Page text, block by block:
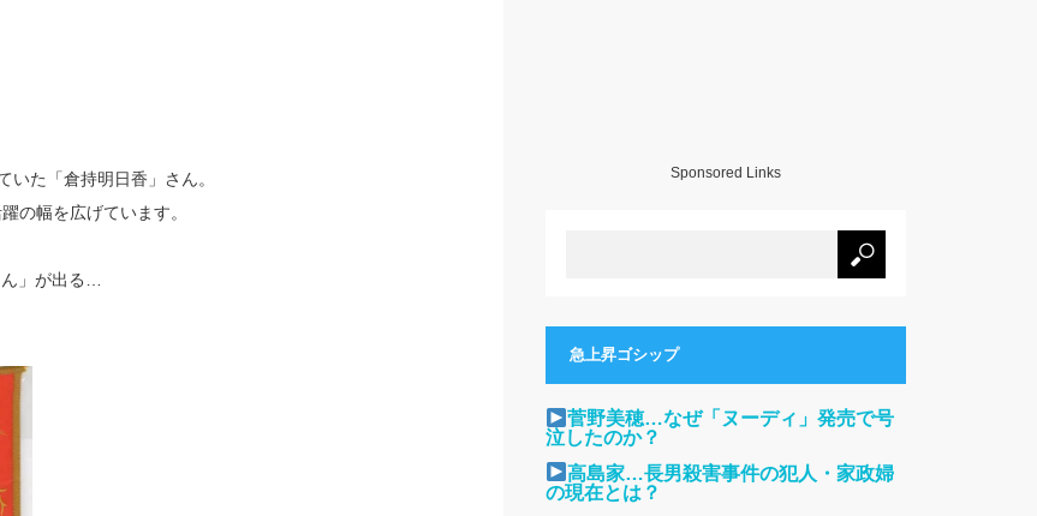
た「倉持明日香」さん。
の幅を広げています。
」が出る…
Sponsored Links
急上昇ゴシップ
菅野美穂…なぜ「ヌーディ」発売で号
泣したのか？
高島家…長男殺害事件の犯人・家政婦
の現在とは？